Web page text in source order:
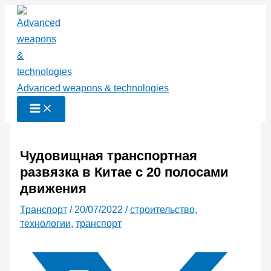
Перейти
содержимому
Advanced weapons & technologies
Чудовищная транспортная
развязка в Китае с 20 полосами
движения
Транспорт/ 20/07/2022 /строительство,
технологии, транспорт